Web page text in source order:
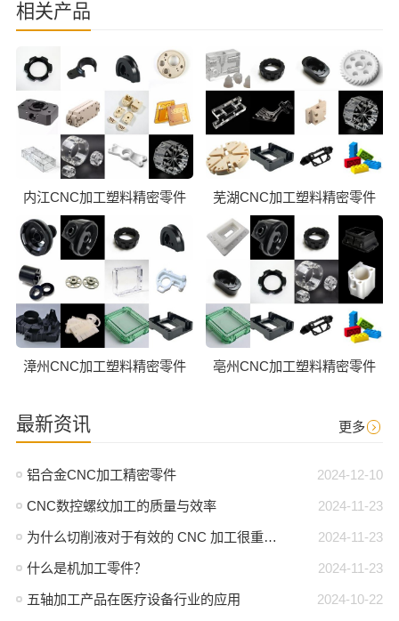
相关产品
内江CNC加工塑料精密零件 芜湖CNC加工塑料精密零件
漳州CNC加工塑料精密零件 亳州CNC加工塑料精密零件
最新资讯 更多
2024-12-10
铝合金CNC加工精密零件
2024-11-23
CNC数控螺纹加工的质量与效率
2024-11-23
为什么切削液对于有效的 CNC 加工很重要？
2024-11-23
什么是机加工零件？
2024-10-22
五轴加工产品在医疗设备行业的应用